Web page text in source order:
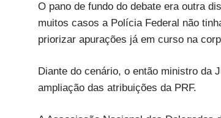
O pano de fundo do debate era outra
muitos casos a Polícia Federal não
priorizar apurações já em curso na
Diante do cenário, o então ministro da
ampliação das atribuições da PRF.